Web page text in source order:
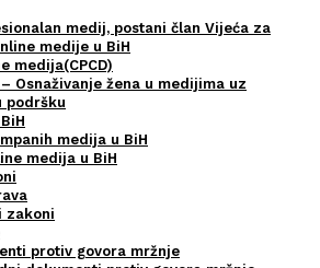
medij, postani član Vijeća za
medije u BiH
medija(CPCD)
Osnaživanje žena u medijima uz
podršku
medija u BiH
medija u BiH
zakoni
protiv govora mržnje